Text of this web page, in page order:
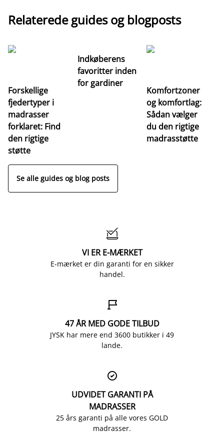
Relaterede guides og blogposts
Forskellige
fjedertyper i
madrasser
forklaret: Find
den rigtige
støtte
Indkøberens
favoritter inden
for gardiner
Komfortzoner
og komfortlag:
Sådan vælger
du den rigtige
madrasstøtte
Se alle guides og blog posts

VI ER E-MÆRKET
E-mærket er din garanti for en sikker
handel.

47 ÅR MED GODE TILBUD
JYSK har mere end 3600 butikker i 49
lande.

UDVIDET GARANTI PÅ
MADRASSER
25 års garanti på alle vores GOLD
madrasser.